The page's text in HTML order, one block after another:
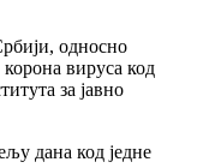
односно
вируса код
за јавно
дана код једне